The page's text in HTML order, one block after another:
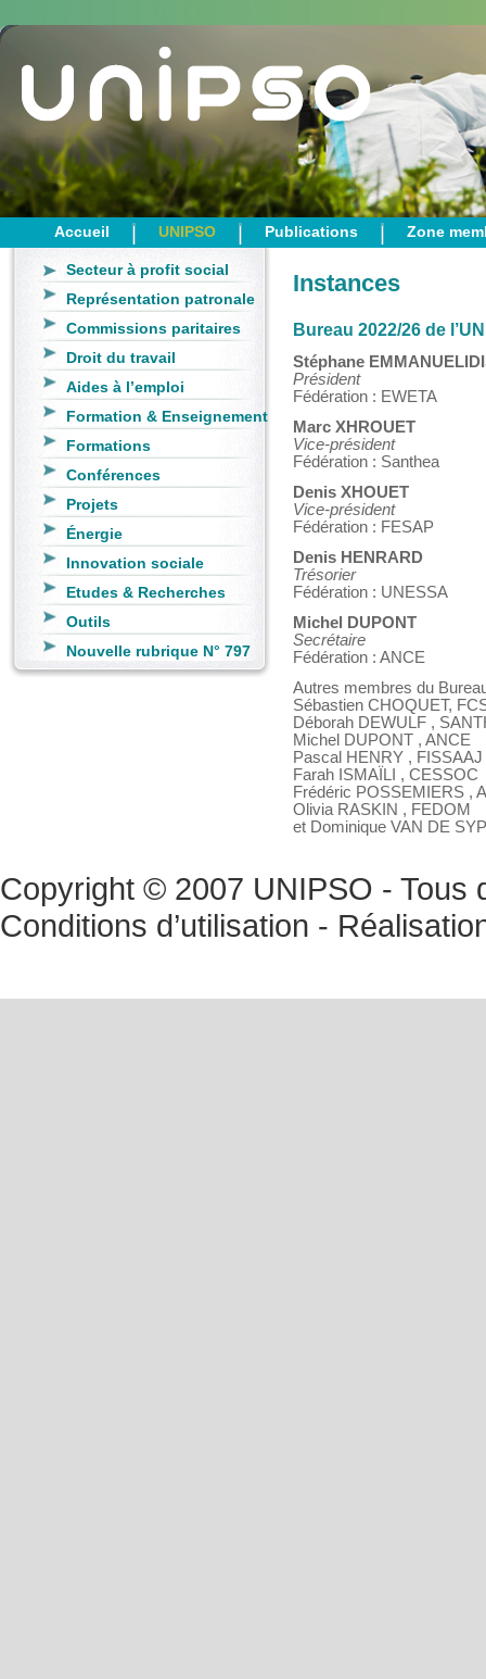
Accueil UNIPSO Publications Zone
Secteur à profit social
Représentation patronale
Commissions paritaires
Droit du travail
Aides à l’emploi
Formation & Enseignement
Formations
Conférences
Projets
Énergie
Innovation sociale
Etudes & Recherches
Outils
Nouvelle rubrique N° 797
Instances
Bureau 2022/26 de
Stéphane
Président
Fédération : EWETA
Marc XHROUET
Vice-président
Fédération : Santhea
Denis XHOUET
Vice-président
Fédération : FESAP
Denis HENRARD
Trésorier
Fédération : UNESSA
Michel DUPONT
Secrétaire
Fédération : ANCE
Autres membres du
Sébastien CHOQUET,
Déborah DEWULF ,
Michel DUPONT , ANCE
Pascal HENRY , FISSAAJ
Farah ISMAÏLI , CESSOC
Frédéric POSSEMIERS ,
Olivia RASKIN , FEDOM
et Dominique VAN DE
Copyright © 2007 UNIPSO - Tous
Conditions d’utilisation -